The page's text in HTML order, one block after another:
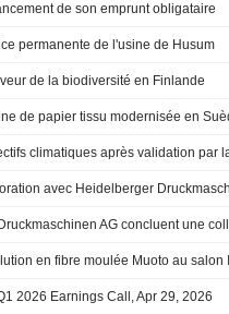
de son emprunt obligataire
permanente de l'usine de Husum
de la biodiversité en Finlande
de papier tissu modernisée en
climatiques après validation par
avec Heidelberger
2026 Earnings Call, Apr 29, 2026